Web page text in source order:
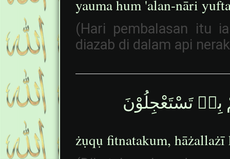
yauma hum 'alan-nāri
(Hari pembalasan itu
diazab di dalam api
بِهٖ تَسْتَعْجِلُوْنَ
żụqụ fitnatakum,